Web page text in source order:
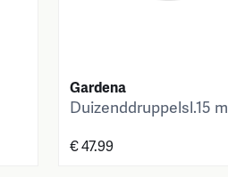
Gardena
Duizenddruppelsl.15 m
€ 47.99